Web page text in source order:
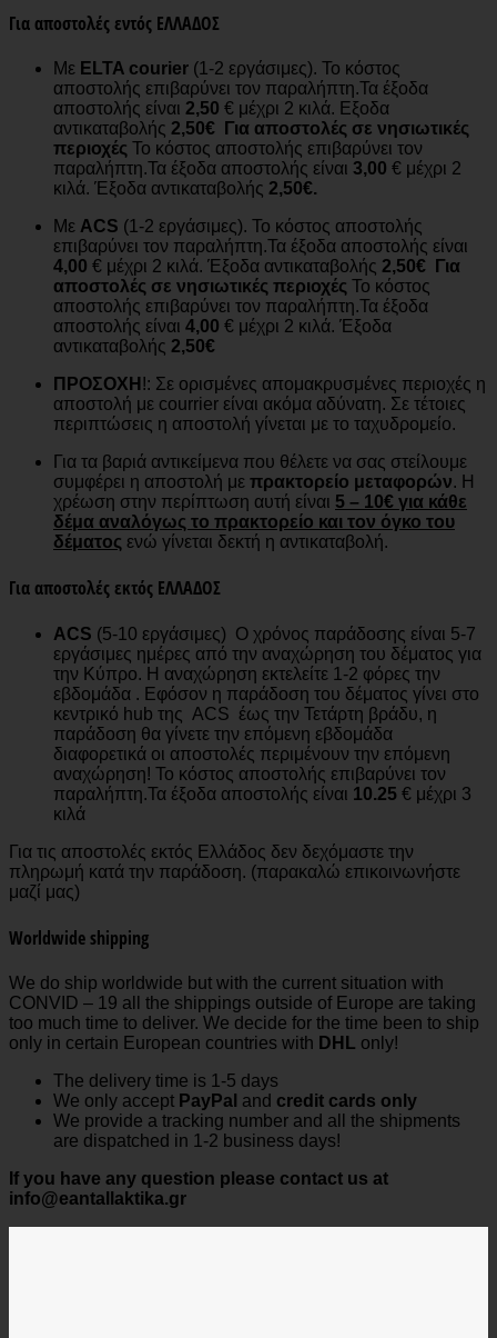
Για αποστολές εντός ΕΛΛΑΔΟΣ
Με ELTA courier (1-2 εργάσιμες). Το κόστος
αποστολής επιβαρύνει τον παραλήπτη.Τα έξοδα
αποστολής είναι 2,50 € μέχρι 2 κιλά. Εξοδα
αντικαταβολής 2,50€
Για αποστολές σε νησιωτικές
περιοχές Το κόστος αποστολής επιβαρύνει τον
παραλήπτη.Τα έξοδα αποστολής είναι 3,00 € μέχρι 2
κιλά. Έξοδα αντικαταβολής 2,50€.
Με ACS (1-2 εργάσιμες). Το κόστος αποστολής
επιβαρύνει τον παραλήπτη.Τα έξοδα αποστολής είναι
4,00 € μέχρι 2 κιλά. Έξοδα αντικαταβολής 2,50€
Για
αποστολές σε νησιωτικές περιοχές Το κόστος
αποστολής επιβαρύνει τον παραλήπτη.Τα έξοδα
αποστολής είναι 4,00 € μέχρι 2 κιλά. Έξοδα
αντικαταβολής 2,50€
ΠΡΟΣΟΧΗ !: Σε ορισμένες απομακρυσμένες περιοχές η
αποστολή με courrier είναι ακόμα αδύνατη. Σε τέτοιες
περιπτώσεις η αποστολή γίνεται με το ταχυδρομείο.
Για τα βαριά αντικείμενα που θέλετε να σας στείλουμε
συμφέρει η αποστολή με πρακτορείο μεταφορών. Η
χρέωση στην περίπτωση αυτή είναι 5 – 10€ για κάθε
δέμα αναλόγως το πρακτορείο και τον όγκο του
δέματος ενώ γίνεται δεκτή η αντικαταβολή.
Για αποστολές εκτός ΕΛΛΑΔΟΣ
ACS (5-10 εργάσιμες) O χρόνος παράδοσης είναι 5-7
εργάσιμες ημέρες από την αναχώρηση του δέματος για
την Κύπρο. Η αναχώρηση εκτελείτε 1-2 φόρες την
εβδομάδα . Εφόσον η παράδοση του δέματος γίνει στο
κεντρικό hub της ACS έως την Τετάρτη βράδυ, η
παράδοση θα γίνετε την επόμενη εβδομάδα
διαφορετικά οι αποστολές περιμένουν την επόμενη
αναχώρηση! Το κόστος αποστολής επιβαρύνει τον
παραλήπτη.Τα έξοδα αποστολής είναι 10.25 € μέχρι 3
κιλά
Για τις αποστολές εκτός Ελλάδος δεν δεχόμαστε την
πληρωμή κατά την παράδοση. (παρακαλώ επικοινωνήστε
μαζί μας)
Worldwide shipping
We do ship worldwide but with the current situation with
CONVID – 19 all the shippings outside of Europe are taking
too much time to deliver. We decide for the time been to ship
only in certain European countries with DHL only!
The delivery time is 1-5 days
We only accept PayPal and credit cards only
We provide a tracking number and all the shipments
are dispatched in 1-2 business days!
If you have any question please contact us at
info@eantallaktika.gr